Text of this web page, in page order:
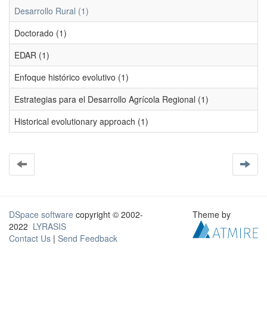
Desarrollo Rural (1)
Doctorado (1)
EDAR (1)
Enfoque histórico evolutivo (1)
Estrategias para el Desarrollo Agrícola Regional (1)
Historical evolutionary approach (1)
DSpace software copyright © 2002-
2022 LYRASIS
Contact Us | Send Feedback
Theme by